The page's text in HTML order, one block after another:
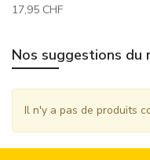
100%
17,95 CHF
Nos suggestions du
Il n'y a pas de produits